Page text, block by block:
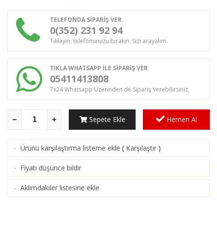
TELEFONDA SİPARİŞ VER
0(352) 231 92 94
Tıklayın, telefonunuzu bırakın. Sizi arayalım.
TIKLA WHATSAPP İLE SİPARİŞ VER
05411413808
7x24 Whatsapp Üzerinden de Sipariş Verebilirsiniz.
Sepete Ekle Hemen Al
· Ürünü karşılaştırma listeme ekle ( Karşılaştır )
· Fiyatı düşünce bildir
· Aklımdakiler listesine ekle